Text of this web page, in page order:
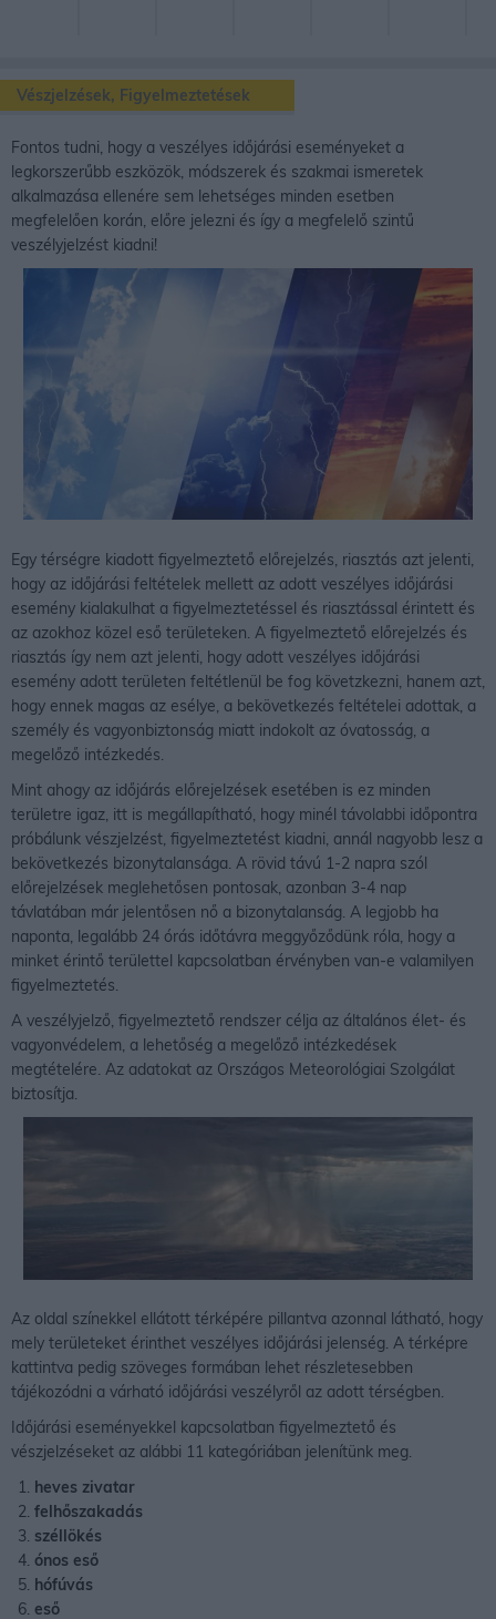
Vészjelzések, Figyelmeztetések
Fontos tudni, hogy a veszélyes időjárási eseményeket a
legkorszerűbb eszközök, módszerek és szakmai ismeretek
alkalmazása ellenére sem lehetséges minden esetben
megfelelően korán, előre jelezni és így a megfelelő szintű
veszélyjelzést kiadni!
Egy térségre kiadott figyelmeztető előrejelzés, riasztás azt jelenti,
hogy az időjárási feltételek mellett az adott veszélyes időjárási
esemény kialakulhat a figyelmeztetéssel és riasztással érintett és
az azokhoz közel eső területeken. A figyelmeztető előrejelzés és
riasztás így nem azt jelenti, hogy adott veszélyes időjárási
esemény adott területen feltétlenül be fog követzkezni, hanem azt,
hogy ennek magas az esélye, a bekövetkezés feltételei adottak, a
személy és vagyonbiztonság miatt indokolt az óvatosság, a
megelőző intézkedés.
Mint ahogy az időjárás előrejelzések esetében is ez minden
területre igaz, itt is megállapítható, hogy minél távolabbi időpontra
próbálunk vészjelzést, figyelmeztetést kiadni, annál nagyobb lesz a
bekövetkezés bizonytalansága. A rövid távú 1-2 napra szól
előrejelzések meglehetősen pontosak, azonban 3-4 nap
távlatában már jelentősen nő a bizonytalanság. A legjobb ha
naponta, legalább 24 órás időtávra meggyőződünk róla, hogy a
minket érintő területtel kapcsolatban érvényben van-e valamilyen
figyelmeztetés.
A veszélyjelző, figyelmeztető rendszer célja az általános élet- és
vagyonvédelem, a lehetőség a megelőző intézkedések
megtételére. Az adatokat az Országos Meteorológiai Szolgálat
biztosítja.
Az oldal színekkel ellátott térképére pillantva azonnal látható, hogy
mely területeket érinthet veszélyes időjárási jelenség. A térképre
kattintva pedig szöveges formában lehet részletesebben
tájékozódni a várható időjárási veszélyről az adott térségben.
Időjárási eseményekkel kapcsolatban figyelmeztető és
vészjelzéseket az alábbi 11 kategóriában jelenítünk meg.
heves zivatar
felhőszakadás
széllökés
ónos eső
hófúvás
eső